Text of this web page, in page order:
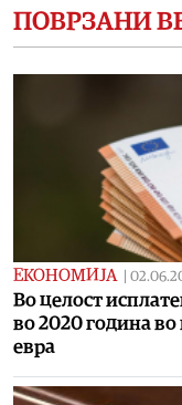
ПОВРЗАНИ
ЕКОНОМИЈА
Во целост
во 2020 година
евра